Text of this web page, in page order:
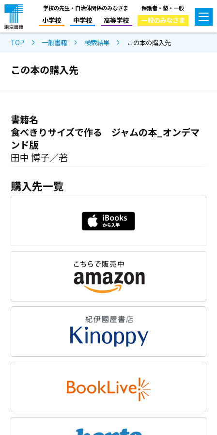
学校の先生・自治体関係のみなさま
小学校 中学校 高等学校
保護者・塾・一般
一般のみなさま
TOP 一般書籍 検索結果 この本の購入先
この本の購入先
書籍名
食べきりサイズで作る ジャムの本_オンデマ
ンド版
田中 博子／著
購入先一覧